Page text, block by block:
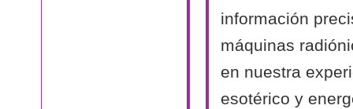
información
máquinas
en nuestra
esotérico y